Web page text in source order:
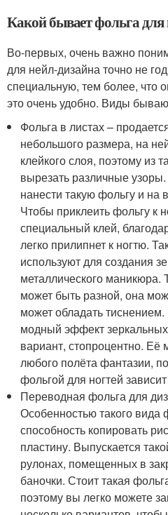
Какой бывает фольга для
Во-первых, очень важно
для нейл-дизайна точно не
специальную, тем более, что
это очень удобно. Виды
Фольга в листах –
небольшого размера, на
клейкого слоя, поэтому из
вырезать различные
нанести такую фольгу и на
Чтобы приклеить фольгу к
специальный клей,
легко прилипнет к ногтю.
используют для создания
металлического маникюра.
может быть разной, она
может обладать
модный эффект
вариант, стопроцентно. Её
любого полёта фантазии,
фольгой для ногтей
Переводная фольга для
Особенностью такого вида
способность копировать
пластину. Выпускается
рулонах, помещенных в
баночки. Стоит такая
поэтому вы легко можете